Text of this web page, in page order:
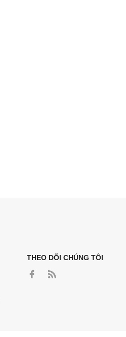
THEO DÕI CHÚNG TÔI